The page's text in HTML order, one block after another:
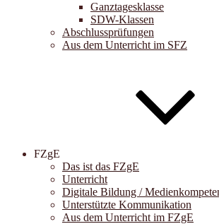
Ganztagesklasse
SDW-Klassen
Abschlussprüfungen
Aus dem Unterricht im SFZ
FZgE
Das ist das FZgE
Unterricht
Digitale Bildung /
Unterstützte Kommunikation
Aus dem Unterricht im FZgE